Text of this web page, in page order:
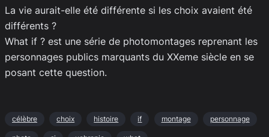
La vie aurait-elle été différente si les choix avaient été
différents ?
What if ? est une série de photomontages reprenant les
personnages publics marquants du XXeme siècle en se
posant cette question.
célèbre choix histoire if montage personnage